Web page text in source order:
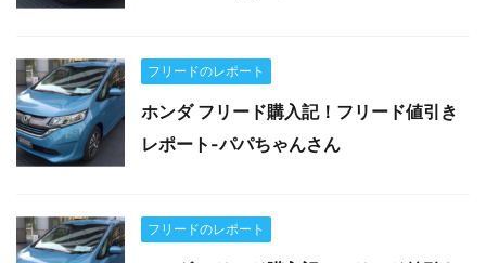
フリードのレポート
ホンダ フリード購入記！フリード値引き
レポート-パパちゃんさん
フリードのレポート